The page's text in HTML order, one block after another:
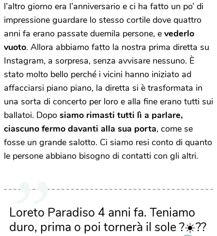
l’altro giorno era l’anniversario e ci ha fatto un po’ di
impressione guardare lo stesso cortile dove quattro
anni fa erano passate duemila persone, e vederlo
vuoto. Allora abbiamo fatto la nostra prima diretta su
Instagram, a sorpresa, senza avvisare nessuno. È
stato molto bello perché i vicini hanno iniziato ad
affacciarsi piano piano, la diretta si è trasformata in
una sorta di concerto per loro e alla fine erano tutti sui
ballatoi. Dopo siamo rimasti tutti lì a parlare,
ciascuno fermo davanti alla sua porta, come se
fosse un grande salotto. Ci siamo resi conto di quanto
le persone abbiano bisogno di contatti con gli altri.
Loreto Paradiso 4 anni fa. Teniamo
duro, prima o poi tornerà il sole ?☀️??